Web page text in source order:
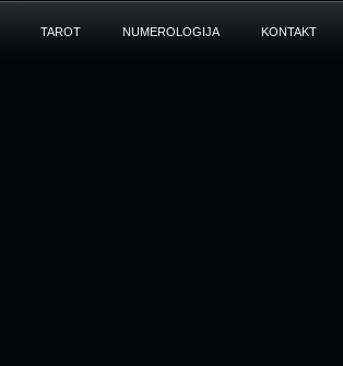
TAROT NUMEROLOGIJA KONTAKT